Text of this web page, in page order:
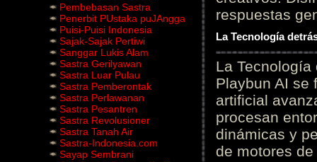
Pembebasan Sastra
Penerbit PUstaka puJAngga
Puisi-Puisi Indonesia
Sajak-Sajak Pertiwi
Sanggar Lukis Alam
Sastra Gerilyawan
Sastra Luar Pulau
Sastra Pemberontak
Sastra Perlawanan
Sastra Pesantren
Sastra Revolusioner
Sastra Tanah Air
Sastra-Indonesia.com
Sayap Sembrani
respuestas
La Tecnología
La
Playbun AI se
artificial
procesan
dinámicas y
de motores